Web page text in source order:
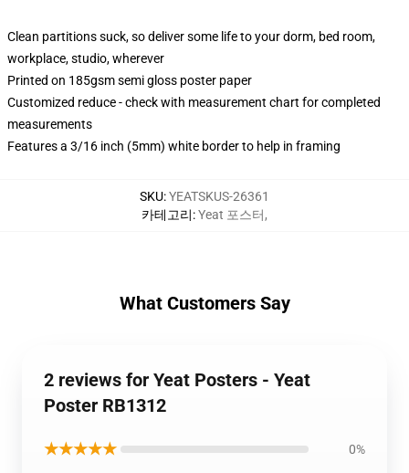
Clean partitions suck, so deliver some life to your dorm, bed room,
workplace, studio, wherever
Printed on 185gsm semi gloss poster paper
Customized reduce - check with measurement chart for completed
measurements
Features a 3/16 inch (5mm) white border to help in framing
SKU:YEATSKUS-26361
카테고리:Yeat 포스터,
What Customers Say
2 reviews for Yeat Posters - Yeat
Poster RB1312
★★★★★ 0%